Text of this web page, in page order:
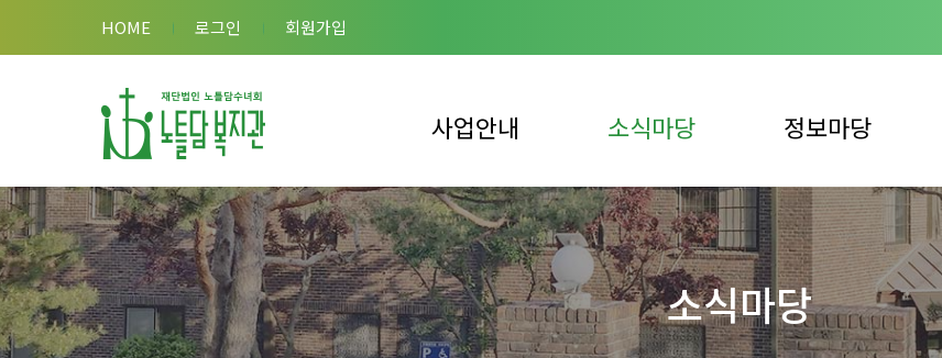
HOME 로그인 회원가입
사업안내
이용안내
복지관 사업안내
복합시설 사업안내
소식마당
공지사항
채용공고
노틀담 사진이야기
언론 속 복지관
정보마당
일반 자료실
동영상 자료실
발간 자료실
복지뉴스
소식마당